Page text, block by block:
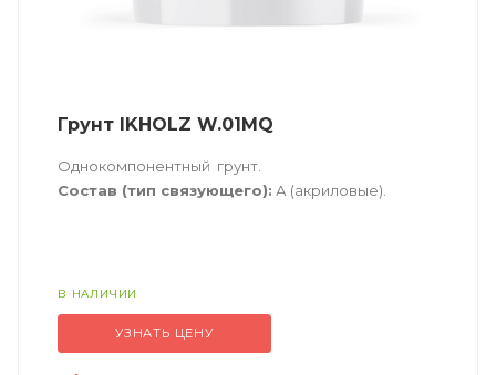
Грунт IKHOLZ W.01MQ
Однокомпонентный грунт.
Состав (тип связующего): А (акриловые).
Техническое описание
В НАЛИЧИИ
УЗНАТЬ ЦЕНУ